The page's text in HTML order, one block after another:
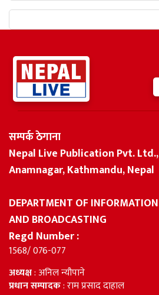
सम्पर्क ठेगाना
Nepal Live Publication Pvt. Ltd.,
Anamnagar, Kathmandu, Nepal
DEPARTMENT OF INFORMATION
AND BROADCASTING
Regd Number :
1568/ 076-077
अध्यक्ष: अनिल न्यौपाने
प्रधान सम्पादक: राम प्रसाद दाहाल